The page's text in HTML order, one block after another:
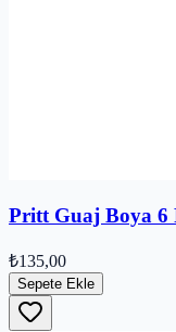
Pritt Guaj Boya 6
₺135,00
Sepete Ekle